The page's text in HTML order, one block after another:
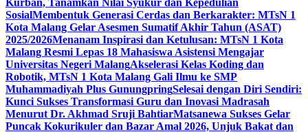
Kurban, Tanamkan Nilai Syukur dan Kepedulian
SosialMembentuk Generasi Cerdas dan Berkarakter: MTsN 1
Kota Malang Gelar Asesmen Sumatif Akhir Tahun (ASAT)
2025/2026Menanam Inspirasi dan Ketulusan: MTsN 1 Kota
Malang Resmi Lepas 18 Mahasiswa Asistensi Mengajar
Universitas Negeri MalangAkselerasi Kelas Koding dan
Robotik, MTsN 1 Kota Malang Gali Ilmu ke SMP
Muhammadiyah Plus GunungpringSelesai dengan Diri Sendiri:
Kunci Sukses Transformasi Guru dan Inovasi Madrasah
Menurut Dr. Akhmad Sruji BahtiarMatsanewa Sukses Gelar
Puncak Kokurikuler dan Bazar Amal 2026, Unjuk Bakat dan